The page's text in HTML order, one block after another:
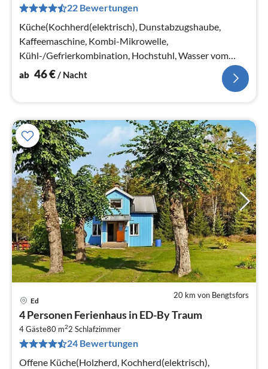
22 Bewertungen
Küche(Kochherd(elektrisch), Dunstabzugshaube,
Kaffeemaschine, Kombi-Mikrowelle,
Kühl-/Gefrierkombination, Hochstuhl, Wasser vom
Brunnen)
ab 46€ / Nacht
20 km von Bengtsfors
Ed
4 Personen Ferienhaus in ED-By Traum
4 Gäste80 m22 Schlafzimmer
24 Bewertungen
Offene Küche(Holzherd, Kochherd(elektrisch),